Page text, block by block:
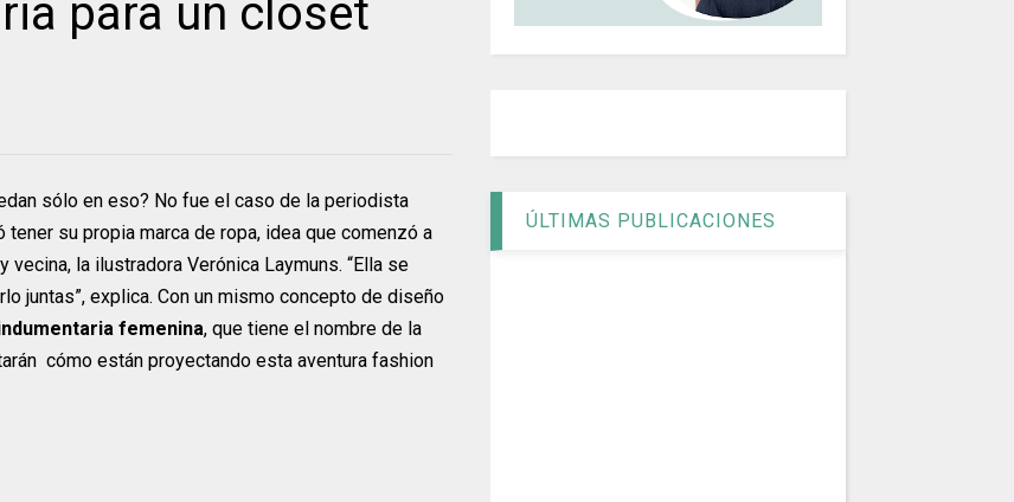
para un clóset
sólo en eso? No fue el caso de la periodista
su propia marca de ropa, idea que comenzó a
vecina, la ilustradora Verónica Laymuns. “Ella se
juntas”, explica. Con un mismo concepto de diseño
femenina, que tiene el nombre de la
cómo están proyectando esta aventura fashion
ÚLTIMAS PUBLICACIONES